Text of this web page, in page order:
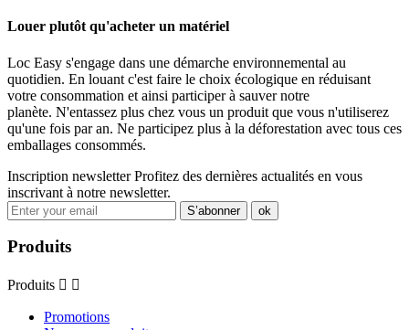
Louer plutôt qu'acheter un matériel
Loc Easy s'engage dans une démarche environnemental au
quotidien. En louant c'est faire le choix écologique en réduisant
votre consommation et ainsi participer à sauver notre
planète. N'entassez plus chez vous un produit que vous n'utiliserez
qu'une fois par an. Ne participez plus à la déforestation avec tous ces
emballages consommés.
Inscription newsletter Profitez des dernières actualités en vous
inscrivant à notre newsletter.
Produits
Produits  
Promotions